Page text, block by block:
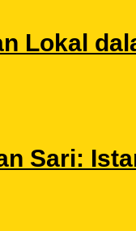
Lokal
Sari: